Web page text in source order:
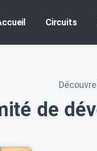
Circuits
de